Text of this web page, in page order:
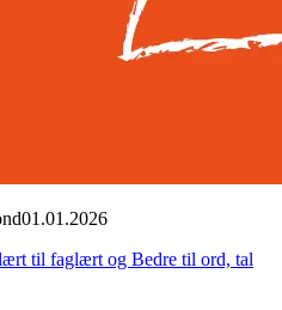
01.01.2026
til faglært og Bedre til ord, tal